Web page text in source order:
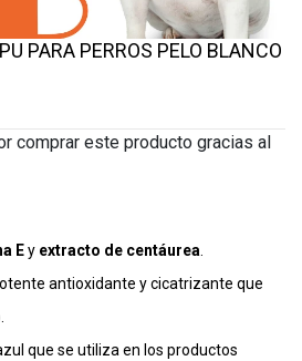
PARA PERROS PELO BLANCO
comprar este producto gracias al
Ey extracto de centáurea
antioxidante y cicatrizante que
que se utiliza en los productos